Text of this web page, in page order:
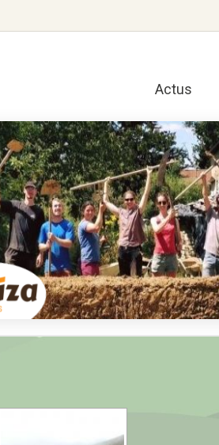
Actus